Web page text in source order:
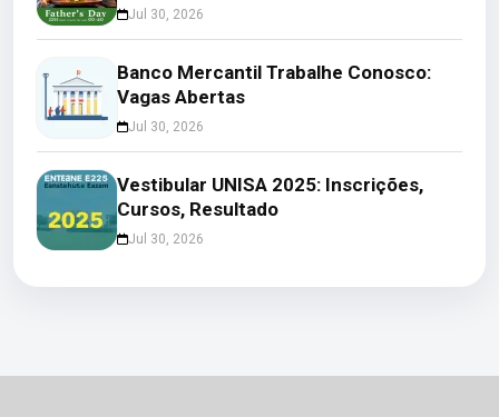
Jul 30, 2026
Banco Mercantil Trabalhe Conosco:
Vagas Abertas
Jul 30, 2026
Vestibular UNISA 2025: Inscrições,
Cursos, Resultado
Jul 30, 2026